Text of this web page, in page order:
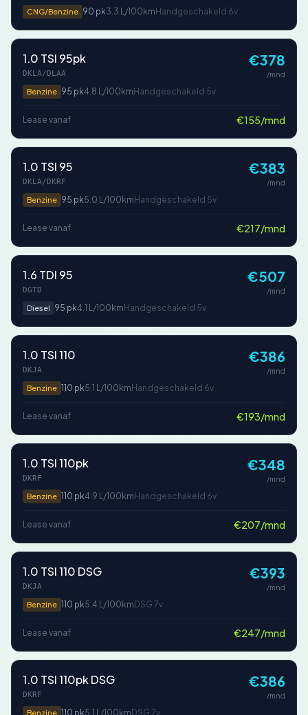
CNG/Benzine 90 pk3.3 L/100km Handgeschakeld 6v
1.0 TSI 95pk
DKLA/DLAA
Benzine 95 pk4.8 L/100km Handgeschakeld 5v
€378
/mnd
Lease vanaf €155/mnd
1.0 TSI 95
DKLA/DKRF
Benzine 95 pk5.0 L/100km Handgeschakeld 5v
€383
/mnd
Lease vanaf €217/mnd
1.6 TDI 95
DGTD
Diesel
95 pk4.1 L/100km Handgeschakeld 5v
€507
/mnd
1.0 TSI 110
DKJA
Benzine 110 pk5.1 L/100km Handgeschakeld 6v
€386
/mnd
Lease vanaf €193/mnd
1.0 TSI 110pk
DKRF
Benzine 110 pk4.9 L/100km Handgeschakeld 6v
€348
/mnd
Lease vanaf €207/mnd
1.0 TSI 110 DSG
DKJA
Benzine 110 pk5.4 L/100km DSG 7v
€393
/mnd
Lease vanaf €247/mnd
1.0 TSI 110pk DSG
DKRF
Benzine 110 pk5.1 L/100km DSG 7v
€386
/mnd